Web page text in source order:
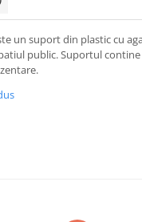
un suport din plastic cu
public. Suportul